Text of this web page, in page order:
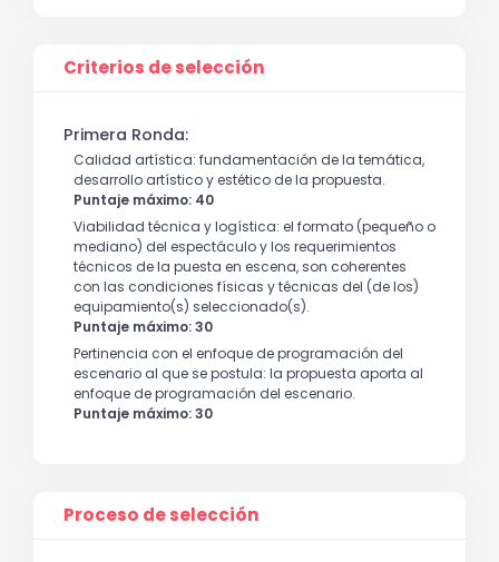
Criterios de selección
Primera Ronda:
Calidad artística: fundamentación de la temática,
desarrollo artístico y estético de la propuesta.
Puntaje máximo: 40
Viabilidad técnica y logística: el formato (pequeño o
mediano) del espectáculo y los requerimientos
técnicos de la puesta en escena, son coherentes
con las condiciones físicas y técnicas del (de los)
equipamiento(s) seleccionado(s).
Puntaje máximo: 30
Pertinencia con el enfoque de programación del
escenario al que se postula: la propuesta aporta al
enfoque de programación del escenario.
Puntaje máximo: 30
Proceso de selección